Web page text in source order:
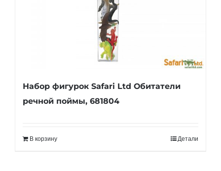
Набор фигурок Safari Ltd Обитатели
речной поймы, 681804
В корзину Детали